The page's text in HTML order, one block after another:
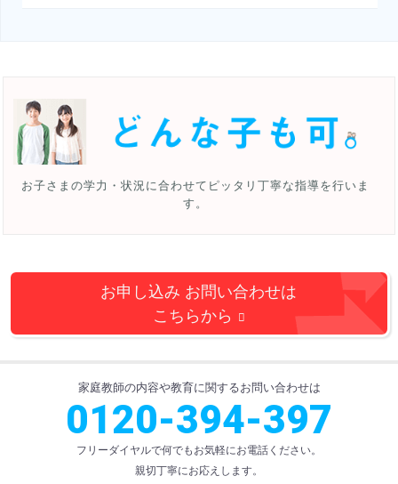
お子さまの学力・状況に合わせて ピッタリ丁寧な指導を行いま
す。
お申し込み お問い合わせは
こちらから
家庭教師の内容や教育に関するお問い合わせは
0120-394-397
フリーダイヤルで何でもお気軽にお電話ください。
親切丁寧にお応えします。